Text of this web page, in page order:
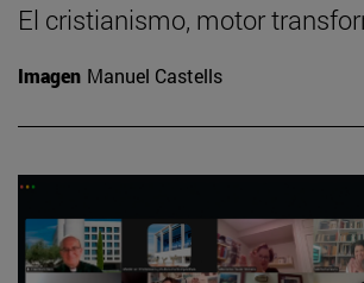
El cristianismo, motor
Imagen Manuel Castells